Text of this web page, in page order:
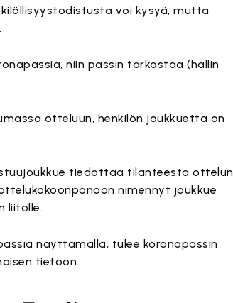
voi kysyä, mutta
niin passin tarkastaa (hallin
otteluun, henkilön joukkuetta on
tiedottaa tilanteesta ottelun
nimennyt joukkue
liitolle.
näyttämällä, tulee koronapassin
tietoon